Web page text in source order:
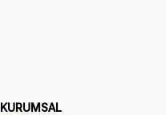
KURUMSAL